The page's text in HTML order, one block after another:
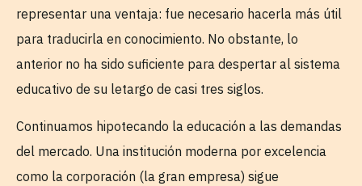
representar una ventaja: fue necesario hacerla más útil
para traducirla en conocimiento. No obstante, lo
anterior no ha sido suficiente para despertar al sistema
educativo de su letargo de casi tres siglos.
Continuamos hipotecando la educación a las demandas
del mercado. Una institución moderna por excelencia
como la corporación (la gran empresa) sigue